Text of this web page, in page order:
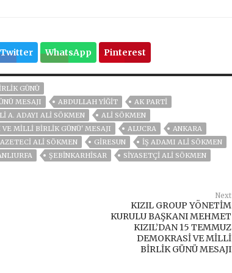
Twitter WhatsApp Pinterest
GÜNÜ
MESAJI
ABDULLAH YIĞIT
AK PARTİ
A. ADAYI ALI SÖKMEN
ALI SÖKMEN
MİLLİ BİRLİK GÜNÜ' MESAJI
ALUCRA
ANKARA
ALI SÖKMEN
GİRESUN
İŞ ADAMI ALİ SÖKMEN
ŞEBINKARHISAR SİYASETÇİ ALİ SÖKMEN
Next
KIZIL GROUP YÖNETİM
KURULU BAŞKANI MEHMET
KIZIL’DAN 15 TEMMUZ
DEMOKRASİ VE MİLLİ
BİRLİK GÜNÜ MESAJI